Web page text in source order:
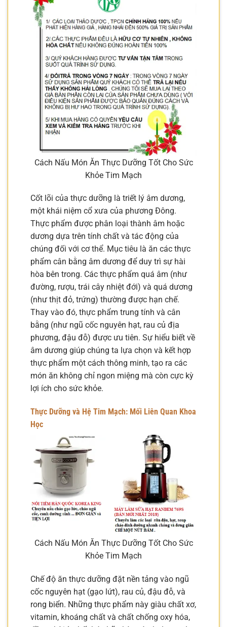
Cách Nấu Món Ăn Thực Dưỡng Tốt Cho Sức
Khỏe Tim Mạch
Cốt lõi của thực dưỡng là triết lý âm dương,
một khái niệm cổ xưa của phương Đông.
Thực phẩm được phân loại thành âm hoặc
dương dựa trên tính chất và tác động của
chúng đối với cơ thể. Mục tiêu là ăn các thực
phẩm cân bằng âm dương để duy trì sự hài
hòa bên trong. Các thực phẩm quá âm (như
đường, rượu, trái cây nhiệt đới) và quá dương
(như thịt đỏ, trứng) thường được hạn chế.
Thay vào đó, thực phẩm trung tính và cân
bằng (như ngũ cốc nguyên hạt, rau củ địa
phương, đậu đỗ) được ưu tiên. Sự hiểu biết về
âm dương giúp chúng ta lựa chọn và kết hợp
thực phẩm một cách thông minh, tạo ra các
món ăn không chỉ ngon miệng mà còn cực kỳ
lợi ích cho sức khỏe.
Thực Dưỡng và Hệ Tim Mạch: Mối Liên Quan Khoa
Học
Cách Nấu Món Ăn Thực Dưỡng Tốt Cho Sức
Khỏe Tim Mạch
Chế độ ăn thực dưỡng đặt nền tảng vào ngũ
cốc nguyên hạt (gạo lứt), rau củ, đậu đỗ, và
rong biển. Những thực phẩm này giàu chất xơ,
vitamin, khoáng chất và chất chống oxy hóa,